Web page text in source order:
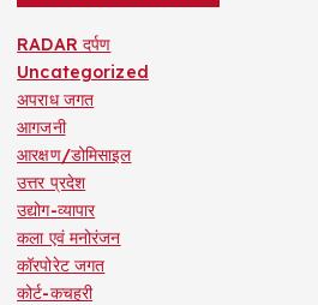
RADAR दर्पण
Uncategorized
अपराध जगत
आगजनी
आरक्षण/डोमिसाइल
उत्तर प्रदेश
उद्योग-व्यापार
कला एवं मनोरंजन
कॉरपोरेट जगत
कोर्ट-कचहरी